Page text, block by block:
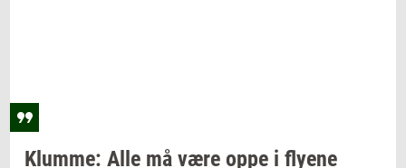
Klum­me: Alle må være oppe i fly­e­ne